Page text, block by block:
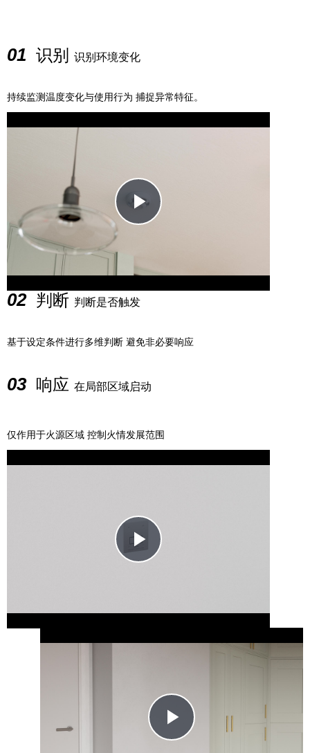
02 判断 判断是否触发
基于设定条件进行多维判断 避免非必要响应
01 识别 识别环境变化
持续监测温度变化与使用行为 捕捉异常特征。
03 响应 在局部区域启动
仅作用于火源区域 控制火情发展范围
Play
Play
Play